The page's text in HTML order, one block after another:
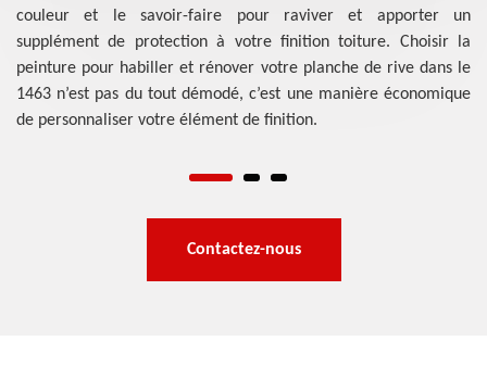
couleur et le savoir-faire pour raviver et apporter un
supplément de protection à votre finition toiture. Choisir la
peinture pour habiller et rénover votre planche de rive dans le
1463 n’est pas du tout démodé, c’est une manière économique
de personnaliser votre élément de finition.
Contactez-nous